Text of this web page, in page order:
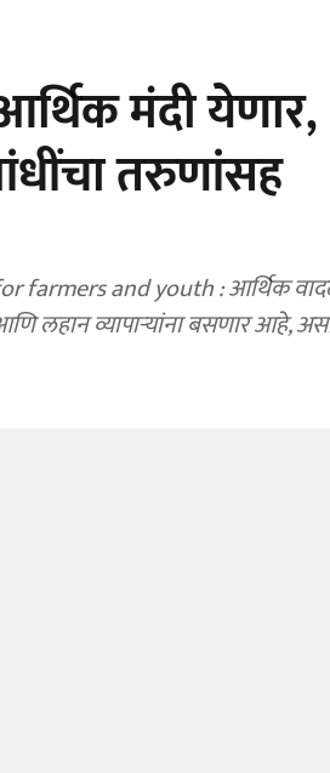
मंदी येणार,
तरुणांसह
and youth : आर्थिक
लहान व्यापाऱ्यांना बसणार आहे,